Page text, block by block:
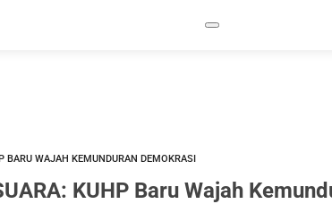
BARU WAJAH KEMUNDURAN DEMOKRASI
KUHP Baru Wajah